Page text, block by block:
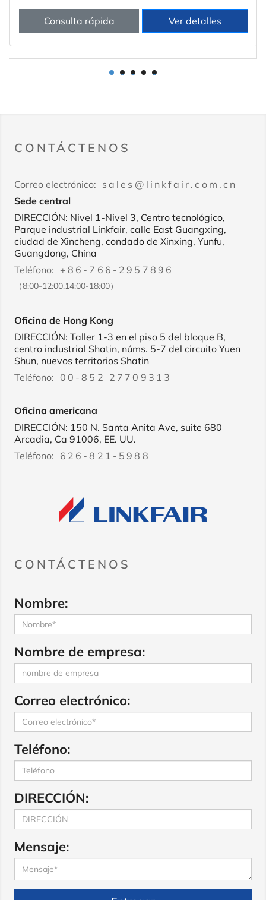
Consulta rápida Ver detalles
1 2 3 4 5
CONTÁCTENOS
Correo electrónico: sales@linkfair.com.cn
Sede central
DIRECCIÓN: Nivel 1-Nivel 3, Centro tecnológico,
Parque industrial Linkfair, calle East Guangxing,
ciudad de Xincheng, condado de Xinxing, Yunfu,
Guangdong, China
Teléfono: +86-766-2957896
（8:00-12:00,14:00-18:00）
Oficina de Hong Kong
DIRECCIÓN: Taller 1-3 en el piso 5 del bloque B,
centro industrial Shatin, núms. 5-7 del circuito Yuen
Shun, nuevos territorios Shatin
Teléfono: 00-852 27709313
Oficina americana
DIRECCIÓN: 150 N. Santa Anita Ave, suite 680
Arcadia, Ca 91006, EE. UU.
Teléfono: 626-821-5988
CONTÁCTENOS
Nombre:
Nombre de empresa:
Correo electrónico:
Teléfono:
DIRECCIÓN:
Mensaje: